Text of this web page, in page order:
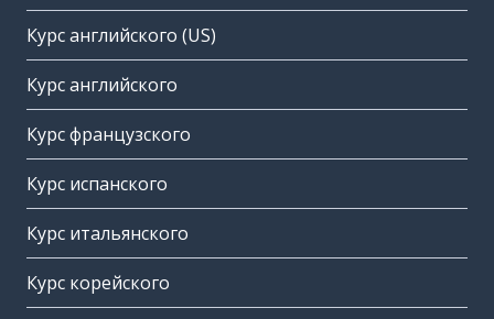
Курс английского (US)
Курс английского
Курс французского
Курс испанского
Курс итальянского
Курс корейского